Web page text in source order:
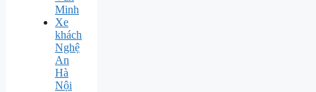
Minh
Xe
khách
Nghệ
An
Hà
Nội